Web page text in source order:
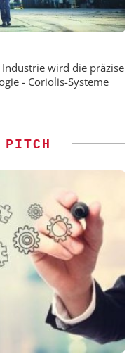
Industrie wird die präzise
- Coriolis-Systeme
PITCH